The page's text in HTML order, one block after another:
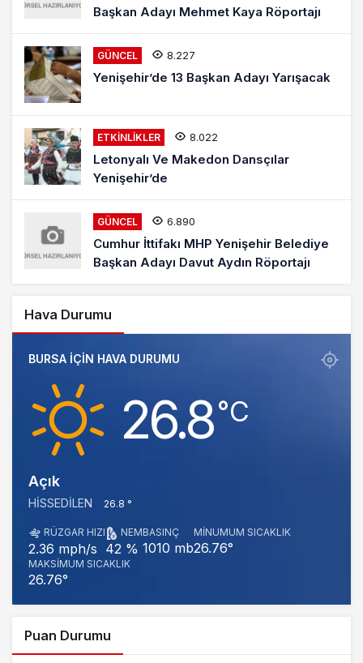
Başkan Adayı Mehmet Kaya Röportajı
GÜNCEL 8.227
Yenişehir’de 13 Başkan Adayı Yarışacak
ETKINLIKLER 8.022
Letonyalı Ve Makedon Dansçılar
Yenişehir’de
GÜNCEL 6.890
Cumhur İttifakı MHP Yenişehir Belediye
Başkan Adayı Davut Aydın Röportajı
Hava Durumu
BURSA IÇIN HAVA DURUMU
26.8‎°C
Açık
HISSEDILEN 26.8 °
RÜZGAR HIZI
2.36 mph/s
NEM
42 %
BASINÇ
1010 mb
MINUMUM SICAKLIK
26.76°
MAKSIMUM SICAKLIK
26.76°
Puan Durumu